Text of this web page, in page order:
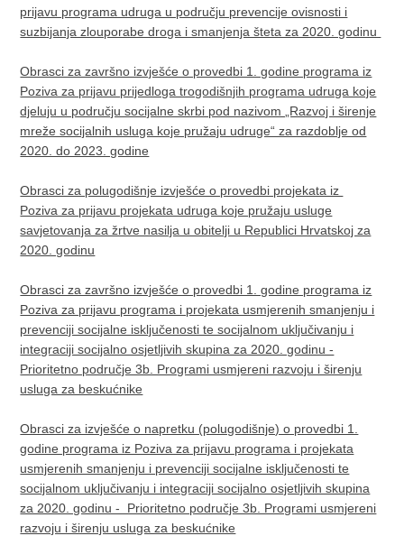
prijavu programa udruga u području prevencije ovisnosti i
suzbijanja zlouporabe droga i smanjenja šteta za 2020. godinu
Obrasci za završno izvješće o provedbi 1. godine programa iz
Poziva za prijavu prijedloga trogodišnjih programa udruga koje
djeluju u području socijalne skrbi pod nazivom „Razvoj i širenje
mreže socijalnih usluga koje pružaju udruge“ za razdoblje od
2020. do 2023. godine
Obrasci za polugodišnje izvješće o provedbi projekata iz
Poziva za prijavu projekata udruga koje pružaju usluge
savjetovanja za žrtve nasilja u obitelji u Republici Hrvatskoj za
2020. godinu
Obrasci za završno izvješće o provedbi 1. godine programa iz
Poziva za prijavu programa i projekata usmjerenih smanjenju i
prevenciji socijalne isključenosti te socijalnom uključivanju i
integraciji socijalno osjetljivih skupina za 2020. godinu -
Prioritetno područje 3b. Programi usmjereni razvoju i širenju
usluga za beskućnike
Obrasci za izvješće o napretku (polugodišnje) o provedbi 1.
godine programa iz Poziva za prijavu programa i projekata
usmjerenih smanjenju i prevenciji socijalne isključenosti te
socijalnom uključivanju i integraciji socijalno osjetljivih skupina
za 2020. godinu - Prioritetno područje 3b. Programi usmjereni
razvoju i širenju usluga za beskućnike